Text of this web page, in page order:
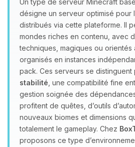
Un type de serveur Minecraft
désigne un serveur optimisé pour
distribués via cette plateforme. Il
mondes riches en contenu, avec
techniques, magiques ou orientés
organisés en instances
pack. Ces serveurs se distinguent
stabilité , une compatibilité fine
gestion soignée des
profitent de quêtes, d’outils
nouveaux biomes et dimensions
totalement le gameplay. Chez
proposons ce type
Youpi, enfin
parler ! Moi c’est
assistant BoxToPlay.
tu as besoin et je vais
petits circuits pour
09/08/2026 à 07:09